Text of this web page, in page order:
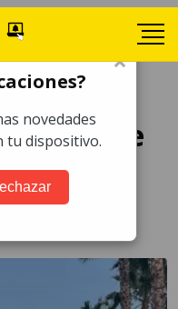
Tour de
×
novedades
tu dispositivo.